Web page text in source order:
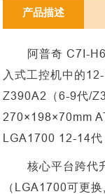
产品描述
阿普奇 C7I-
入式工控机中的
Z390A2（6-9代/
270×198×70mm
LGA1700 12-14代
核心平台跨代
（LGA1700可更